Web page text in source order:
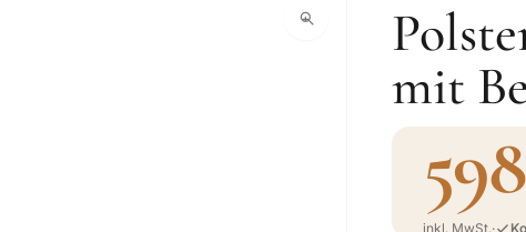
mit
inkl. MwSt.·